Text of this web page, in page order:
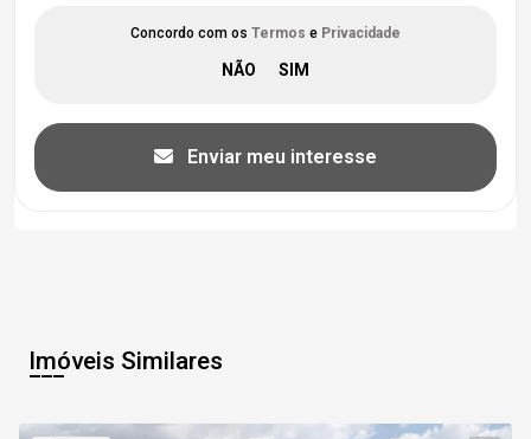
Concordo com os Termos e Privacidade
Enviar meu interesse
Imóveis Similares